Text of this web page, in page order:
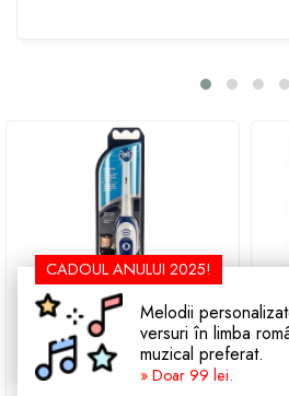
este ideal pentru cei care pun
minunat și oferă-le celor dragi
răsfăț oral în
(78 voturi)
CADOUL ANULUI 2025!
Melodii
versuri în limba
muzical preferat.
» Doar 99 lei.